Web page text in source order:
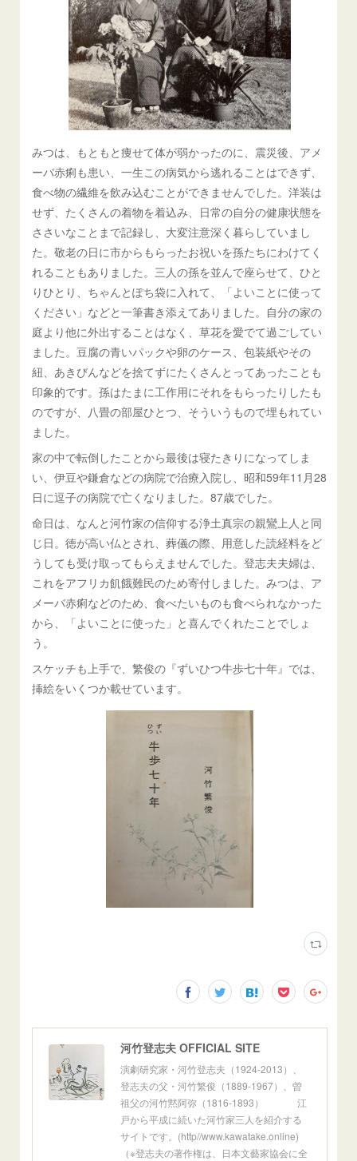
みつは、もともと痩せて体が弱かったのに、震災後、アメ
ーバ赤痢も患い、一生この病気から逃れることはできず、
食べ物の繊維を飲み込むことができませんでした。洋装は
せず、たくさんの着物を着込み、日常の自分の健康状態を
ささいなことまで記録し、大変注意深く暮らしていまし
た。敬老の日に市からもらったお祝いを孫たちにわけてく
れることもありました。三人の孫を並んで座らせて、ひと
りひとり、ちゃんとぽち袋に入れて、「よいことに使って
ください」などと一筆書き添えてありました。自分の家の
庭より他に外出することはなく、草花を愛でて過ごしてい
ました。豆腐の青いパックや卵のケース、包装紙やその
紐、あきびんなどを捨てずにたくさんとってあったことも
印象的です。孫はたまに工作用にそれをもらったりしたも
のですが、八畳の部屋ひとつ、そういうもので埋もれてい
ました。
家の中で転倒したことから最後は寝たきりになってしま
い、伊豆や鎌倉などの病院で治療入院し、昭和59年11月28
日に逗子の病院で亡くなりました。87歳でした。
命日は、なんと河竹家の信仰する浄土真宗の親鸞上人と同
じ日。徳が高い仏とされ、葬儀の際、用意した読経料をど
うしても受け取ってもらえませんでした。登志夫夫婦は、
これをアフリカ飢餓難民のため寄付しました。みつは、ア
メーバ赤痢などのため、食べたいものも食べられなかった
から、「よいことに使った」と喜んでくれたことでしょ
う。
スケッチも上手で、繁俊の『ずいひつ牛歩七十年』では、
挿絵をいくつか載せています。
河竹登志夫 OFFICIAL SITE
演劇研究家・河竹登志夫（1924-2013）、
登志夫の父・河竹繁俊（1889-1967）、曽
祖父の河竹黙阿弥（1816-1893） 江
戸から平成に続いた河竹家三人を紹介する
サイトです。(http//www.kawatake.online)
（※登志夫の著作権は、日本文藝家協会に全